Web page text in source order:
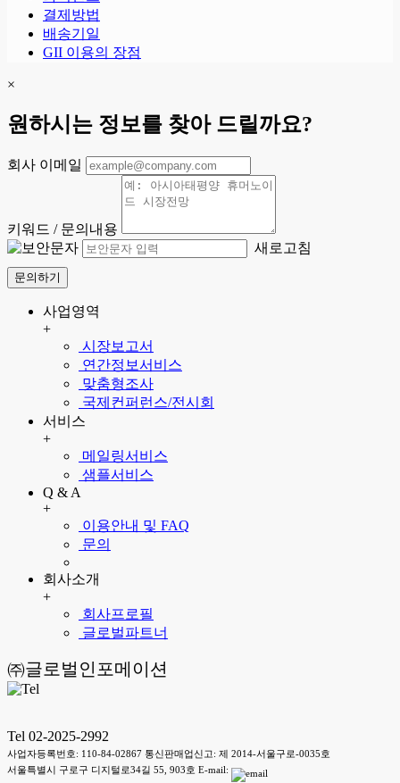
결제방법
배송기일
GII 이용의 장점
×
원하시는 정보를 찾아 드릴까요?
회사 이메일
키워드 / 문의내용
새로고침
문의하기
사업영역
+
시장보고서
연간정보서비스
맞춤형조사
국제컨퍼런스/전시회
서비스
+
메일링서비스
샘플서비스
Q & A
+
이용안내 및 FAQ
문의
회사소개
+
회사프로필
글로벌파트너
㈜글로벌인포메이션
Tel 02-2025-2992
사업자등록번호: 110-84-02867 통신판매업신고: 제 2014-서울구로-0035호
서울특별시 구로구 디지털로34길 55, 903호 E-mail: